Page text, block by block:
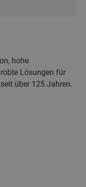
hohe
Lösungen für
seit über 125 Jahren.